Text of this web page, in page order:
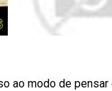
ao modo de